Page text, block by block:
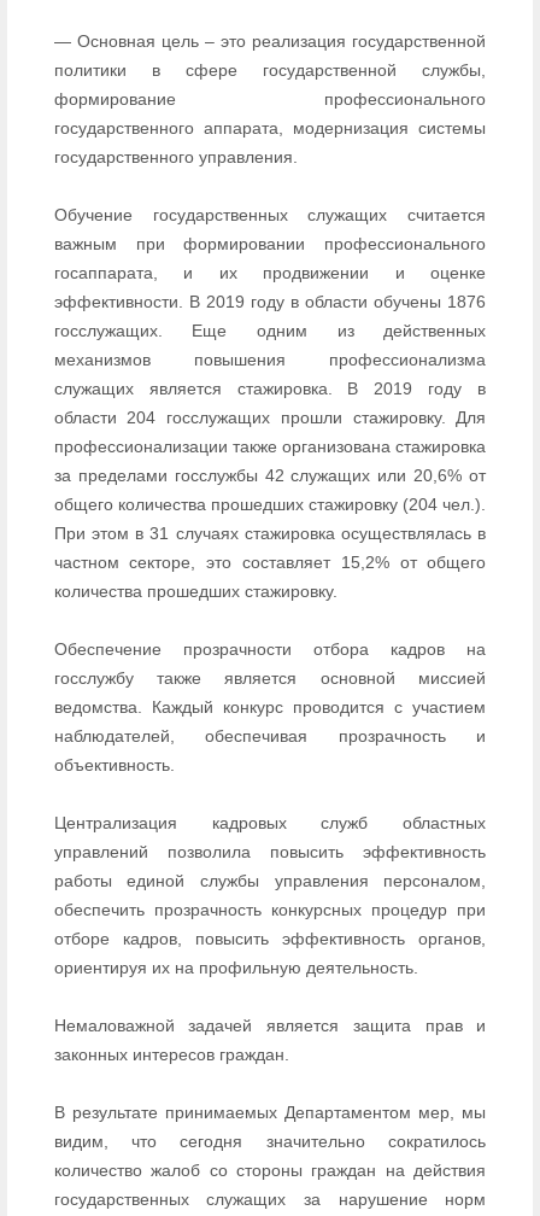
— Основная цель – это реализация государственной
политики в сфере государственной службы,
формирование профессионального
государственного аппарата, модернизация системы
государственного управления.
Обучение государственных служащих считается
важным при формировании профессионального
госаппарата, и их продвижении и оценке
эффективности. В 2019 году в области обучены 1876
госслужащих. Еще одним из действенных
механизмов повышения профессионализма
служащих является стажировка. В 2019 году в
области 204 госслужащих прошли стажировку. Для
профессионализации также организована стажировка
за пределами госслужбы 42 служащих или 20,6% от
общего количества прошедших стажировку (204 чел.).
При этом в 31 случаях стажировка осуществлялась в
частном секторе, это составляет 15,2% от общего
количества прошедших стажировку.
Обеспечение прозрачности отбора кадров на
госслужбу также является основной миссией
ведомства. Каждый конкурс проводится с участием
наблюдателей, обеспечивая прозрачность и
объективность.
Централизация кадровых служб областных
управлений позволила повысить эффективность
работы единой службы управления персоналом,
обеспечить прозрачность конкурсных процедур при
отборе кадров, повысить эффективность органов,
ориентируя их на профильную деятельность.
Немаловажной задачей является защита прав и
законных интересов граждан.
В результате принимаемых Департаментом мер, мы
видим, что сегодня значительно сократилось
количество жалоб со стороны граждан на действия
государственных служащих за нарушение норм